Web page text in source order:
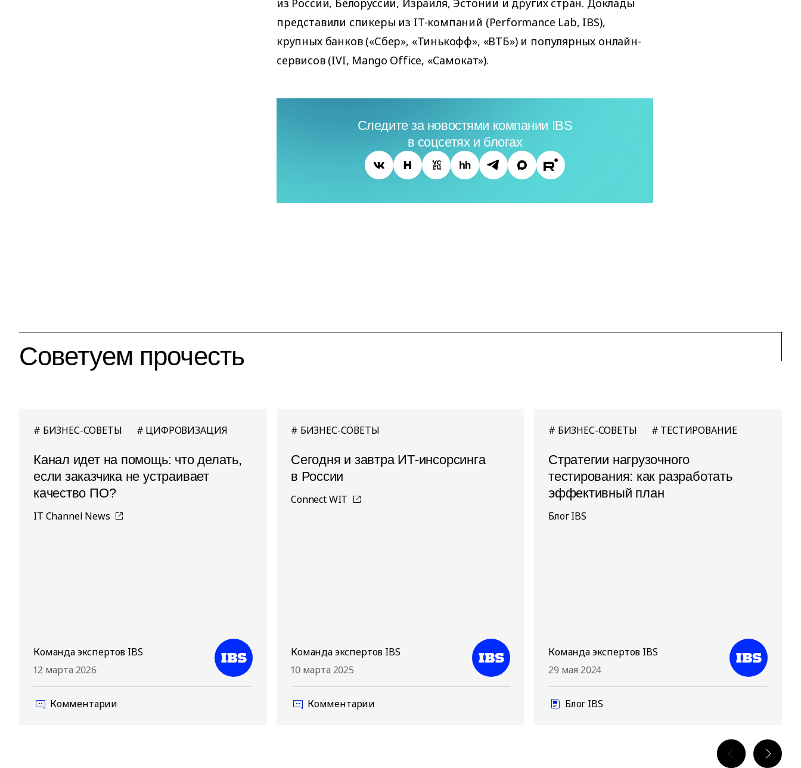
из России, Белоруссии, Израиля, Эстонии и других стран. Доклады
представили спикеры из IT-компаний (Performance Lab, IBS),
крупных банков («Сбер», «Тинькофф», «ВТБ») и популярных онлайн-
сервисов (IVI, Mango Office, «Самокат»).
Следите за новостями компании IBS
в соцсетях и блогах
Советуем прочесть
БИЗНЕС-СОВЕТЫ ЦИФРОВИЗАЦИЯ
Канал идет на помощь: что делать,
если заказчика не устраивает
качество ПО?
IT Channel News
Команда экспертов IBS
12 марта 2026
Комментарии
БИЗНЕС-СОВЕТЫ
Сегодня и завтра ИТ-инсорсинга
в России
Connect WIT
Команда экспертов IBS
10 марта 2025
Комментарии
БИЗНЕС-СОВЕТЫ ТЕСТИРОВАНИЕ
Стратегии нагрузочного
тестирования: как разработать
эффективный план
Блог IBS
Команда экспертов IBS
29 мая 2024
Блог IBS